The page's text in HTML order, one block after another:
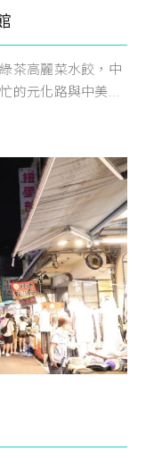
茶高麗菜水餃，中
的元化路與中美...